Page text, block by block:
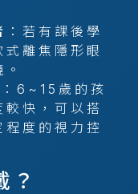
：若有課後學
離焦隱形眼
：6~15歲的孩
快，可以搭
度的視力控
？